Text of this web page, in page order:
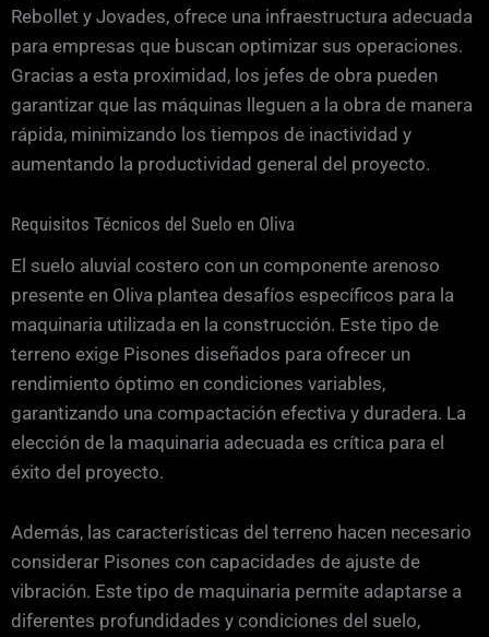
Rebollet y Jovades, ofrece una infraestructura adecuada
para empresas que buscan optimizar sus operaciones.
Gracias a esta proximidad, los jefes de obra pueden
garantizar que las máquinas lleguen a la obra de manera
rápida, minimizando los tiempos de inactividad y
aumentando la productividad general del proyecto.
Requisitos Técnicos del Suelo en Oliva
El suelo aluvial costero con un componente arenoso
presente en Oliva plantea desafíos específicos para la
maquinaria utilizada en la construcción. Este tipo de
terreno exige Pisones diseñados para ofrecer un
rendimiento óptimo en condiciones variables,
garantizando una compactación efectiva y duradera. La
elección de la maquinaria adecuada es crítica para el
éxito del proyecto.
Además, las características del terreno hacen necesario
considerar Pisones con capacidades de ajuste de
vibración. Este tipo de maquinaria permite adaptarse a
diferentes profundidades y condiciones del suelo,